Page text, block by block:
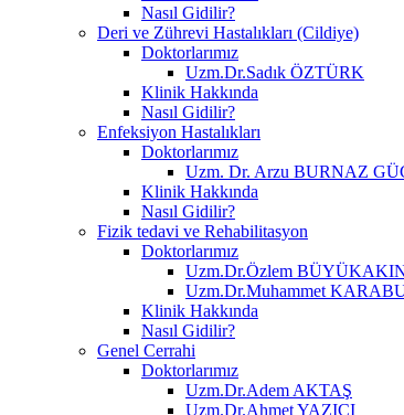
Nasıl Gidilir?
Deri ve Zührevi Hastalıkları (Cildiye)
Doktorlarımız
Uzm.Dr.Sadık ÖZTÜRK
Klinik Hakkında
Nasıl Gidilir?
Enfeksiyon Hastalıkları
Doktorlarımız
Uzm. Dr. Arzu BURNAZ
Klinik Hakkında
Nasıl Gidilir?
Fizik tedavi ve Rehabilitasyon
Doktorlarımız
Uzm.Dr.Özlem
Uzm.Dr.Muhammet
Klinik Hakkında
Nasıl Gidilir?
Genel Cerrahi
Doktorlarımız
Uzm.Dr.Adem AKTAŞ
Uzm.Dr.Ahmet YAZICI